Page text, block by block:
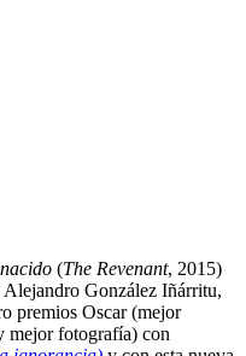
(The Revenant, 2015)
González Iñárritu,
premios Oscar (mejor
mejor fotografía) con